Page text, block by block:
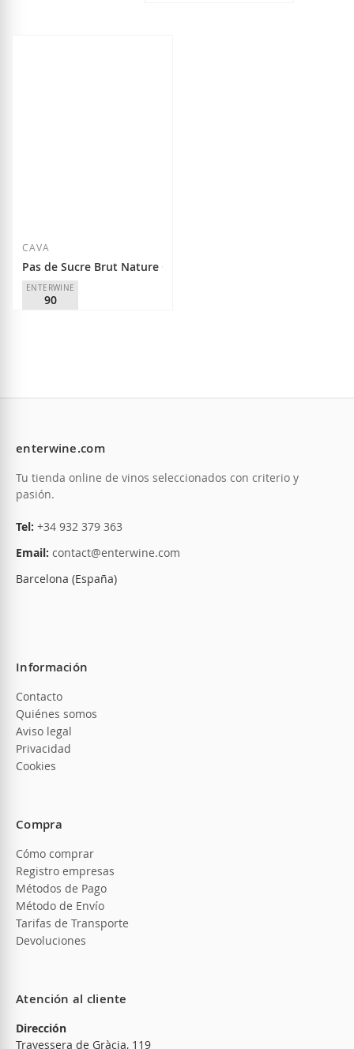
CAVA
Pas de Sucre Brut Nature Gran Reserva 2021
ENTERWINE
90
No está disponible Añadir a la Lista de Deseos
enterwine.com
Tu tienda online de vinos seleccionados con criterio y
pasión.
Tel: +34 932 379 363
Email: contact@enterwine.com
Barcelona (España)
Información
Contacto
Quiénes somos
Aviso legal
Privacidad
Cookies
Compra
Cómo comprar
Registro empresas
Métodos de Pago
Método de Envío
Tarifas de Transporte
Devoluciones
Atención al cliente
Dirección
Travessera de Gràcia, 119